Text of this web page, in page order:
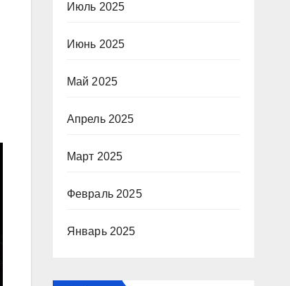
Июль 2025
Июнь 2025
Май 2025
Апрель 2025
Март 2025
Февраль 2025
Январь 2025